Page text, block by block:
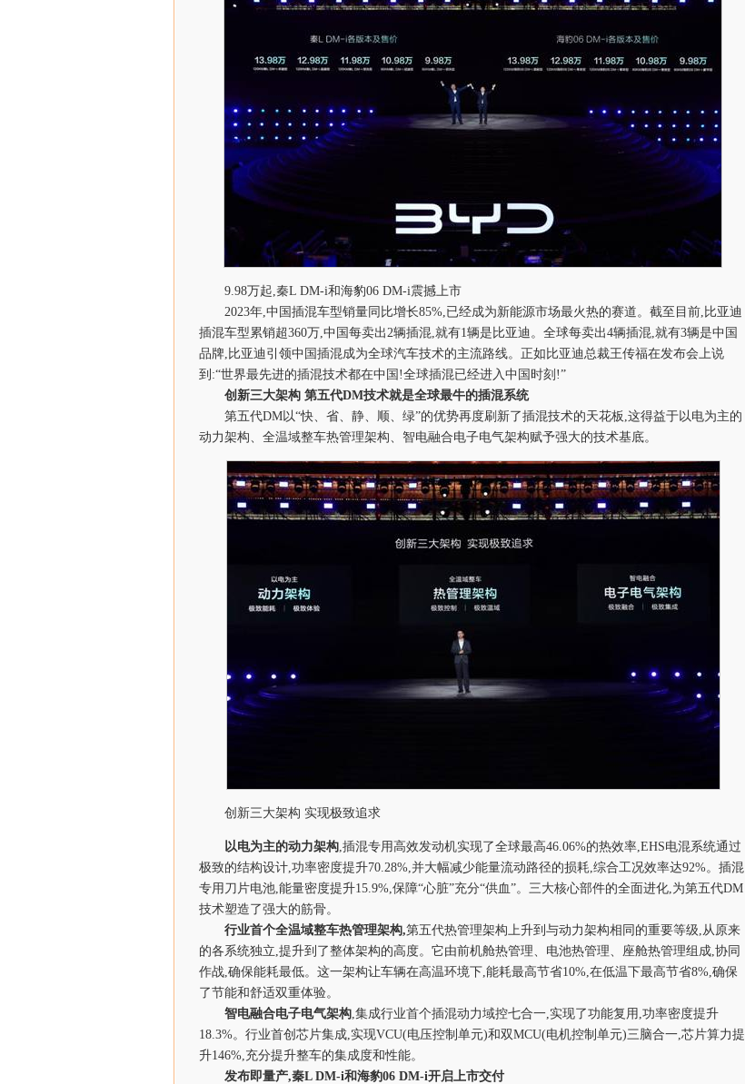
9.98万起,秦L DM-i和海豹06 DM-i震撼上市
2023年,中国插混车型销量同比增长85%,已经成为新能源市场最火热的赛道。截至目前,比亚迪
插混车型累销超360万,中国每卖出2辆插混,就有1辆是比亚迪。全球每卖出4辆插混,就有3辆是中国
品牌,比亚迪引领中国插混成为全球汽车技术的主流路线。正如比亚迪总裁王传福在发布会上说
到:“世界最先进的插混技术都在中国!全球插混已经进入中国时刻!”
创新三大架构 第五代DM技术就是全球最牛的插混系统
第五代DM以“快、省、静、顺、绿”的优势再度刷新了插混技术的天花板,这得益于以电为主的
动力架构、全温域整车热管理架构、智电融合电子电气架构赋予强大的技术基底。
创新三大架构 实现极致追求
以电为主的动力架构,插混专用高效发动机实现了全球最高46.06%的热效率,EHS电混系统通过
极致的结构设计,功率密度提升70.28%,并大幅减少能量流动路径的损耗,综合工况效率达92%。插混
专用刀片电池,能量密度提升15.9%,保障“心脏”充分“供血”。三大核心部件的全面进化,为第五代DM
技术塑造了强大的筋骨。
行业首个全温域整车热管理架构,第五代热管理架构上升到与动力架构相同的重要等级,从原来
的各系统独立,提升到了整体架构的高度。它由前机舱热管理、电池热管理、座舱热管理组成,协同
作战,确保能耗最低。这一架构让车辆在高温环境下,能耗最高节省10%,在低温下最高节省8%,确保
了节能和舒适双重体验。
智电融合电子电气架构,集成行业首个插混动力域控七合一,实现了功能复用,功率密度提升
18.3%。行业首创芯片集成,实现VCU(电压控制单元)和双MCU(电机控制单元)三脑合一,芯片算力提
升146%,充分提升整车的集成度和性能。
发布即量产,秦L DM-i和海豹06 DM-i开启上市交付